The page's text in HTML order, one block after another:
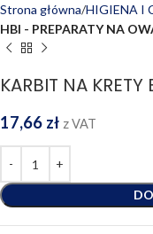
Strona główna HIGIENA I
HBI - PREPARATY NA
KARBIT NA
17,66 zł z VAT